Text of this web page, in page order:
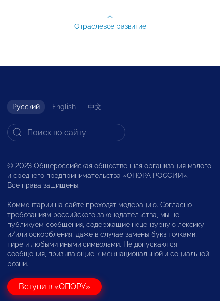
Отраслевое развитие
Русский English 中文
© 2023 Общероссийская общественная организация малого
и среднего предпринимательства «ОПОРА РОССИИ».
Все права защищены.
Комментарии на сайте проходят модерацию. Согласно
требованиям российского законодательства, мы не
публикуем сообщения, содержащие нецензурную лексику
и/или оскорбления, даже в случае замены букв точками,
тире и любыми иными символами. Не допускаются
сообщения, призывающие к межнациональной и социальной
розни.
Вступи в «ОПОРУ»